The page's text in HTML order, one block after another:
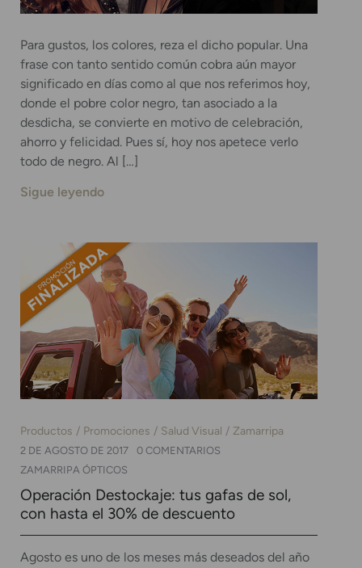
Para gustos, los colores, reza el dicho popular. Una
frase con tanto sentido común cobra aún mayor
significado en días como al que nos referimos hoy,
donde el pobre color negro, tan asociado a la
desdicha, se convierte en motivo de celebración,
ahorro y felicidad. Pues sí, hoy nos apetece verlo
todo de negro. Al […]
Sigue leyendo
Productos Promociones Salud Visual Zamarripa
2 DE AGOSTO DE 2017
0 COMENTARIOS
ZAMARRIPA ÓPTICOS
Operación Destockaje: tus gafas de sol,
con hasta el 30% de descuento
Agosto es uno de los meses más deseados del año